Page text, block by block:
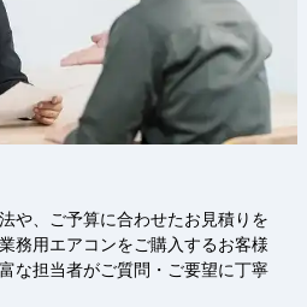
や、ご予算に合わせたお見積りを
務用エアコンをご購入するお客様
な担当者がご質問・ご要望に丁寧